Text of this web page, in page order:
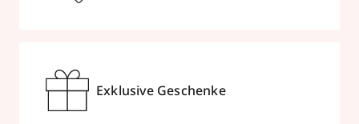
Exklusive Geschenke